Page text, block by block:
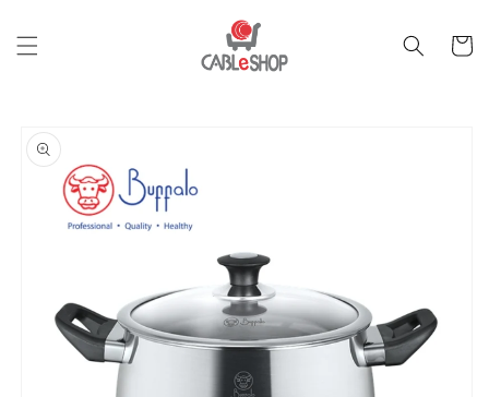
容
物
產品資
訊